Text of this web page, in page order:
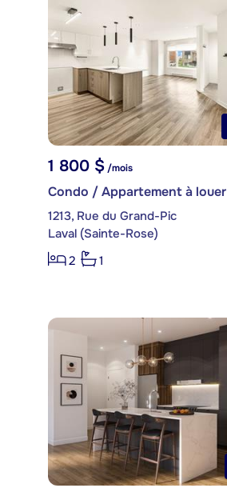
1 800 $/mois
Condo / Appartement à louer
1213, Rue du Grand-Pic
Laval (Sainte-Rose)
2
1